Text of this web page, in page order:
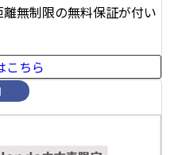
無制限の無料保証が付い
こちら